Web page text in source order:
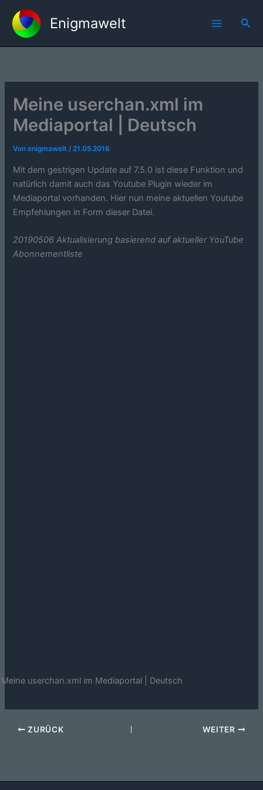
Inhalt
springen
Enigmawelt
Meine userchan.xml im
Mediaportal | Deutsch
Vonenigmawelt/21.05.2016
Mit dem gestrigen Update auf 7.5.0 ist diese Funktion und
natürlich damit auch das Youtube Plugin wieder im
Mediaportal vorhanden. Hier nun meine aktuellen Youtube
Empfehlungen in Form dieser Datei.
20190506 Aktualisierung basierend auf aktueller YouTube
Abonnementliste
Meine userchan.xml im Mediaportal | Deutsch
ZURÜCK WEITER